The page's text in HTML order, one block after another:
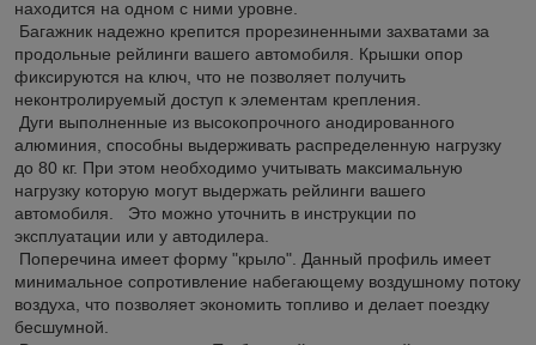
находится на одном с ними уровне.
Багажник надежно крепится прорезиненными захватами за
продольные рейлинги вашего автомобиля. Крышки опор
фиксируются на ключ, что не позволяет получить
неконтролируемый доступ к элементам крепления.
Дуги выполненные из высокопрочного анодированного
алюминия, способны выдерживать распределенную нагрузку
до 80 кг. При этом необходимо учитывать максимальную
нагрузку которую могут выдержать рейлинги вашего
автомобиля. Это можно уточнить в инструкции по
эксплуатации или у автодилера.
Поперечина имеет форму "крыло". Данный профиль имеет
минимальное сопротивление набегающему воздушному потоку
воздуха, что позволяет экономить топливо и делает поездку
бесшумной.